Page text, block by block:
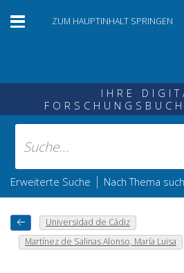
ZUM HAUPTINHALT SPRINGEN
IHRE
Erweiterte Suche | Nach Thema
Universidad de Cádiz
Martínez de Salinas Alonso, María Luisa